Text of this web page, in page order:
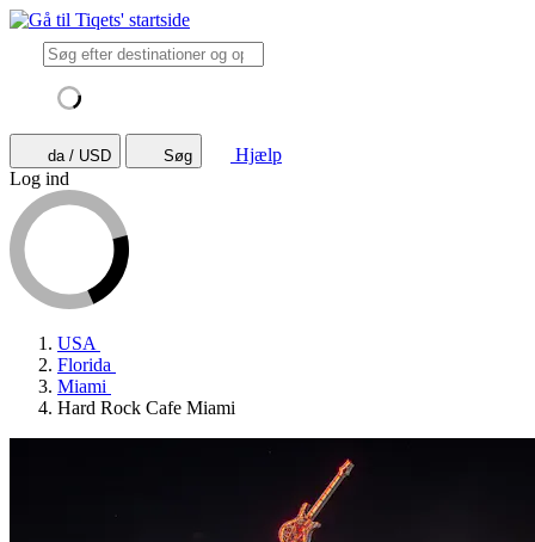
da / USD Søg
Hjælp
Log ind
USA
Florida
Miami
Hard Rock Cafe Miami